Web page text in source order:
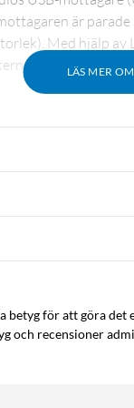
LÄS MER
är
Med hjälp av
på skärmarna.
Mac OS 10.10
(medföljer)
mm.
betyg för att göra
och recensioner